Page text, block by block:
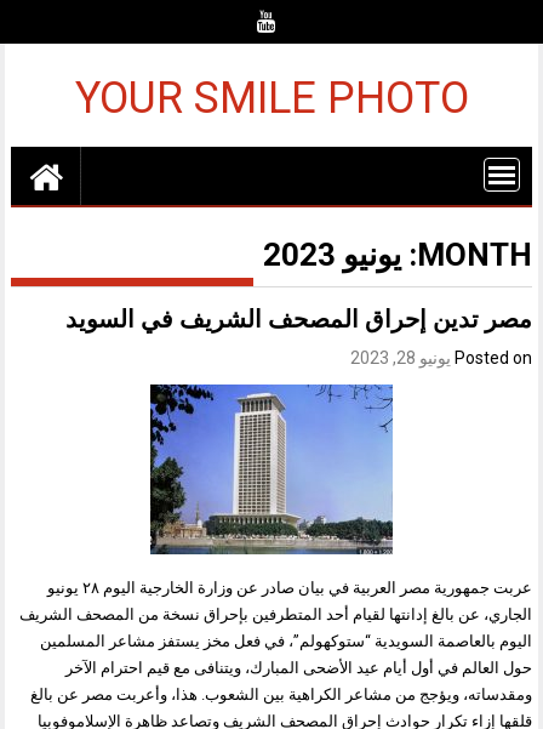
YOUR SMILE PHOTO
MONTH: يونيو 2023
مصر تدين إحراق المصحف الشريف في السويد
Posted on يونيو 28, 2023
عربت جمهورية مصر العربية في بيان صادر عن وزارة الخارجية اليوم ٢٨ يونيو
الجاري، عن بالغ إدانتها لقيام أحد المتطرفين بإحراق نسخة من المصحف الشريف
اليوم بالعاصمة السويدية “ستوكهولم”، في فعل مخز يستفز مشاعر المسلمين
حول العالم في أول أيام عيد الأضحى المبارك، ويتنافى مع قيم احترام الآخر
ومقدساته، ويؤجج من مشاعر الكراهية بين الشعوب. هذا، وأعربت مصر عن بالغ
قلقها إزاء تكرار حوادث إحراق المصحف الشريف وتصاعد ظاهرة الإسلاموفوبيا